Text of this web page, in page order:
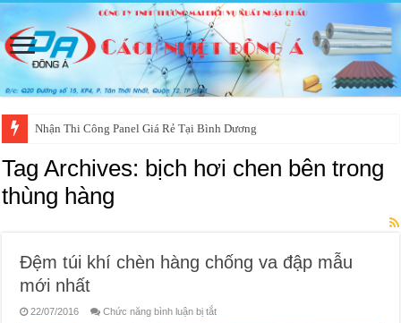
Nhận Thi Công Panel Giá Rẻ Tại Bình Dương
Tag Archives: bịch hơi chen bên trong
thùng hàng
Đệm túi khí chèn hàng chống va đập mẫu
mới nhất
22/07/2016 Chức năng bình luận bị tắtở